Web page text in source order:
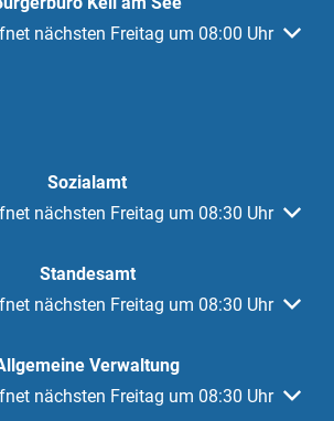
Öffnungs- oder Schließzeiten
nächsten Freitag um 08:00 Uhr
Sozialamt
Öffnungs- oder Schließzeiten
nächsten Freitag um 08:30 Uhr
Standesamt
Öffnungs- oder Schließzeiten
nächsten Freitag um 08:30 Uhr
Verwaltung
Öffnungs- oder Schließzeiten
nächsten Freitag um 08:30 Uhr